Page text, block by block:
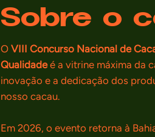
OVIII Concurso Nacional de
Qualidadeé a vitrine máxima da
inovação e a dedicação dos
nosso cacau.
Em 2026, o evento retorna à
Sobre o